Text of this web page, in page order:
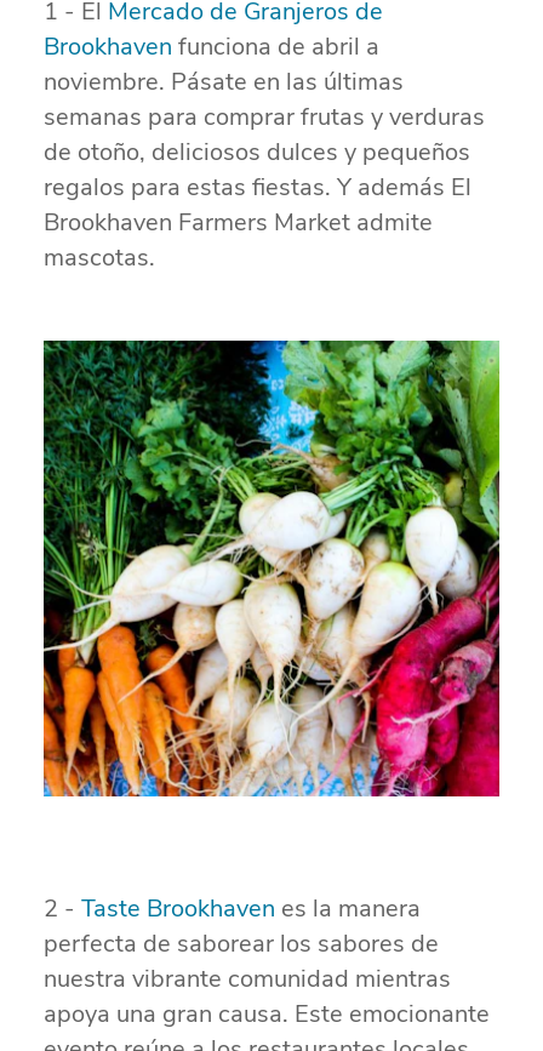
1 - El Mercado de Granjeros de
Brookhaven funciona de abril a
noviembre. Pásate en las últimas
semanas para comprar frutas y verduras
de otoño, deliciosos dulces y pequeños
regalos para estas fiestas. Y además El
Brookhaven Farmers Market admite
mascotas.
2 - Taste Brookhaven es la manera
perfecta de saborear los sabores de
nuestra vibrante comunidad mientras
apoya una gran causa. Este emocionante